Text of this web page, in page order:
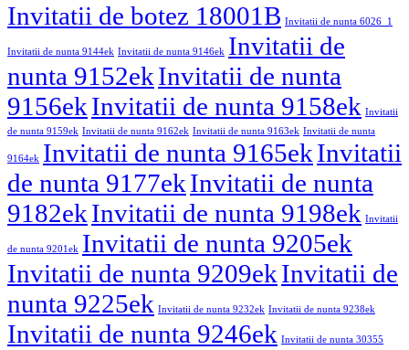
Invitatii de botez 18001B Invitatii de nunta 6026_1
Invitatii de nunta 9144ek Invitatii de nunta 9146ek Invitatii de
nunta 9152ekInvitatii de nunta
9156ekInvitatii de nunta 9158ek Invitatii
de nunta 9159ek Invitatii de nunta 9162ek Invitatii de nunta 9163ek Invitatii de nunta
9164ek Invitatii de nunta 9165ekInvitatii
de nunta 9177ekInvitatii de nunta
9182ekInvitatii de nunta 9198ek Invitatii
de nunta 9201ek Invitatii de nunta 9205ek
Invitatii de nunta 9209ekInvitatii de
nunta 9225ek Invitatii de nunta 9232ek Invitatii de nunta 9238ek
Invitatii de nunta 9246ek Invitatii de nunta 30355